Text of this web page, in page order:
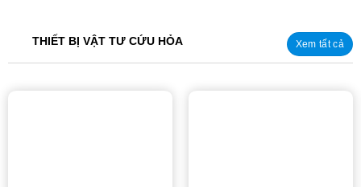
THIẾT BỊ VẬT TƯ CỨU HỎA Xem tất cả